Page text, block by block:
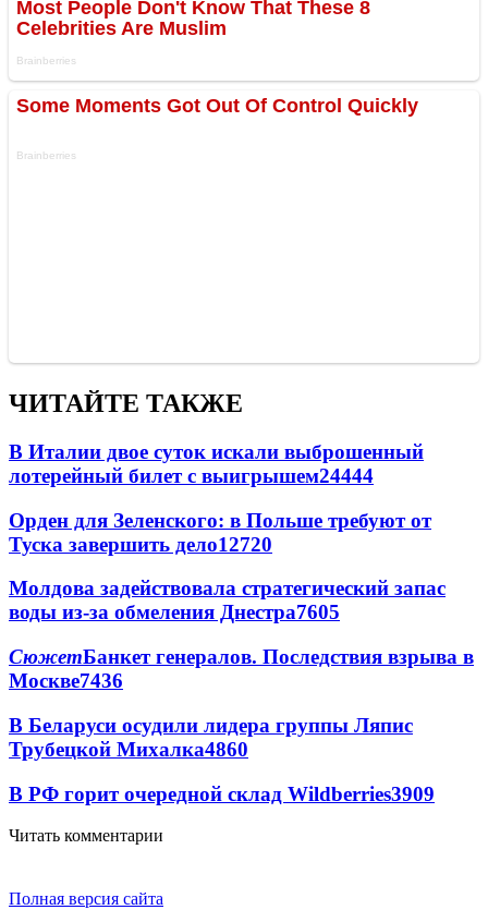
ЧИТАЙТЕ ТАКЖЕ
В Италии двое суток искали выброшенный
лотерейный билет с выигрышем24444
Орден для Зеленского: в Польше требуют от
Туска завершить дело12720
Молдова задействовала стратегический запас
воды из-за обмеления Днестра7605
СюжетБанкет генералов. Последствия взрыва в
Москве7436
В Беларуси осудили лидера группы Ляпис
Трубецкой Михалка4860
В РФ горит очередной склад Wildberries3909
Читать комментарии
Полная версия сайта